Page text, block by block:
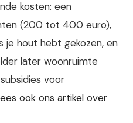
kosten: een
(200 tot 400 euro),
je hout hebt gekozen, en
later woonruimte
voor
ook ons artikel over